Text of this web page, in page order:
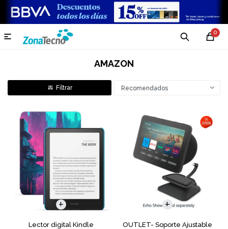
0

AMAZON
Recomendados
Lector digital Kindle
OUTLET- Soporte Ajustable